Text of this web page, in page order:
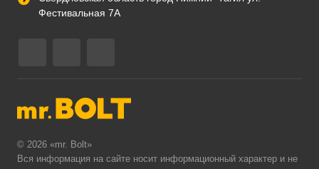
Фестивальная 7А
© 2026 «mr. Bolt»
Вся информация на сайте носит информационный характер и не